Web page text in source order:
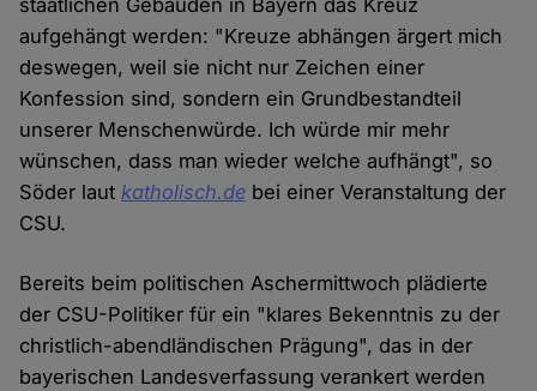
staatlichen Gebäuden in Bayern das Kreuz
aufgehängt werden: "Kreuze abhängen ärgert mich
deswegen, weil sie nicht nur Zeichen einer
Konfession sind, sondern ein Grundbestandteil
unserer Menschenwürde. Ich würde mir mehr
wünschen, dass man wieder welche aufhängt", so
Söder lautkatholisch.de bei einer Veranstaltung der
CSU.
Bereits beim politischen Aschermittwoch plädierte
der CSU-Politiker für ein "klares Bekenntnis zu der
christlich-abendländischen Prägung", das in der
bayerischen Landesverfassung verankert werden